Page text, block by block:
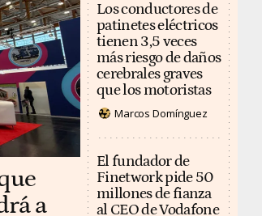
a
Los conductores de
patinetes eléctricos
tienen 3,5 veces
más riesgo de daños
cerebrales graves
que los motoristas
Marcos Domínguez
El fundador de
Finetwork pide 50
millones de fianza
al CEO de Vodafone